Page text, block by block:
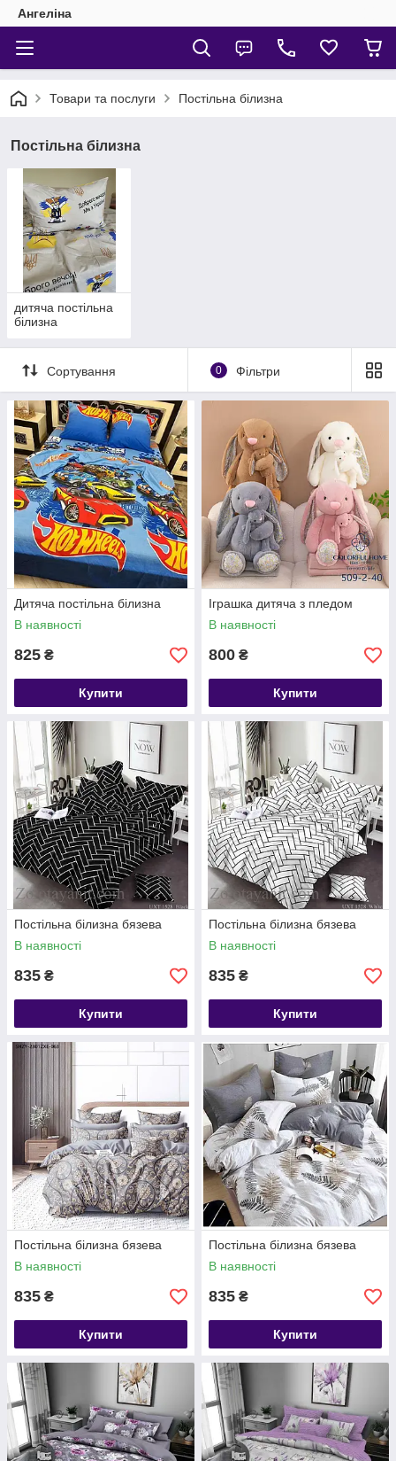
Ангеліна
Товари та послуги Постільна білизна
Постільна білизна
дитяча постільна
білизна
Сортування 0 Фільтри
Дитяча постільна білизна
В наявності
825 ₴
Купити
Іграшка дитяча з пледом
В наявності
800 ₴
Купити
Постільна білизна бязева
В наявності
835 ₴
Купити
Постільна білизна бязева
В наявності
835 ₴
Купити
Постільна білизна бязева
В наявності
835 ₴
Купити
Постільна білизна бязева
В наявності
835 ₴
Купити